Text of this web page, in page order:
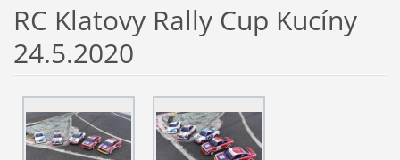
RC Klatovy Rally Cup Kucíny
24.5.2020